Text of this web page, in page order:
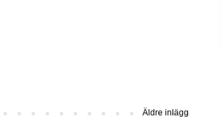
Äldre inlägg